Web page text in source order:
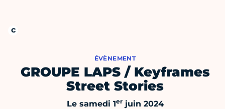
ÉVÈNEMENT
GROUPE LAPS / Keyframes
Street Stories
Le samedi 1erjuin 2024